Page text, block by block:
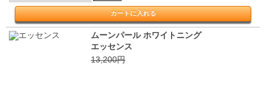
ムーンパール ホワイトニング
エッセンス
13,200円